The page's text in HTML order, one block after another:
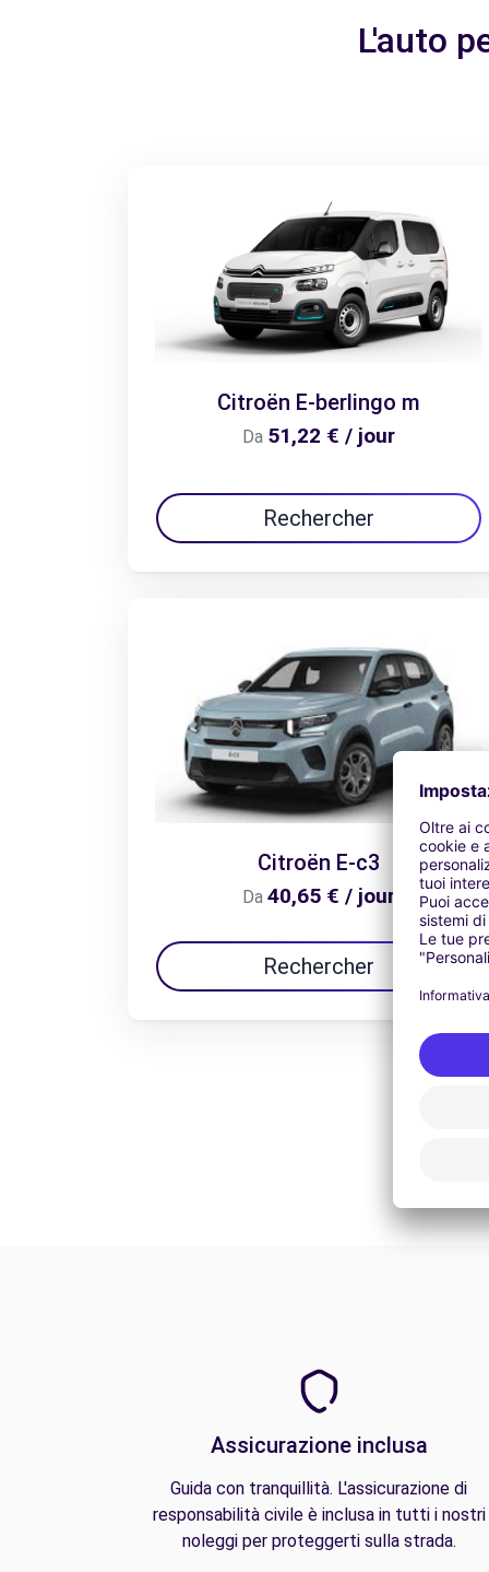
L'auto
Citroën E-berlingo m
Da 51,22 € / jour
Rechercher
Citroën E-c3
Da 40,65 € / jour
Rechercher
Assicurazione inclusa
Guida con tranquillità. L'assicurazione di
responsabilità civile è inclusa in tutti i nostri
noleggi per proteggerti sulla strada.